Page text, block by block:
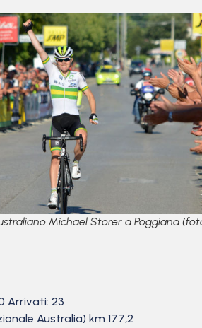
Michael Storer a Poggiana
Arrivati: 23
Australia) km 177,2